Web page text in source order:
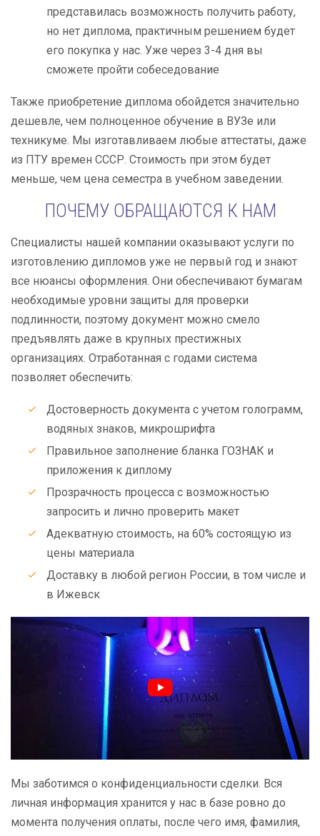
представилась возможность получить работу,
но нет диплома, практичным решением будет
его покупка у нас. Уже через 3-4 дня вы
сможете пройти собеседование
Также приобретение диплома обойдется значительно
дешевле, чем полноценное обучение в ВУЗе или
техникуме. Мы изготавливаем любые аттестаты, даже
из ПТУ времен СССР. Стоимость при этом будет
меньше, чем цена семестра в учебном заведении.
ПОЧЕМУ ОБРАЩАЮТСЯ К НАМ
Специалисты нашей компании оказывают услуги по
изготовлению дипломов уже не первый год и знают
все нюансы оформления. Они обеспечивают бумагам
необходимые уровни защиты для проверки
подлинности, поэтому документ можно смело
предъявлять даже в крупных престижных
организациях. Отработанная с годами система
позволяет обеспечить:
Достоверность документа с учетом голограмм,
водяных знаков, микрошрифта
Правильное заполнение бланка ГОЗНАК и
приложения к диплому
Прозрачность процесса с возможностью
запросить и лично проверить макет
Адекватную стоимость, на 60% состоящую из
цены материала
Доставку в любой регион России, в том числе и
в Ижевск
Мы заботимся о конфиденциальности сделки. Вся
личная информация хранится у нас в базе ровно до
момента получения оплаты, после чего имя, фамилия,